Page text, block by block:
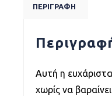
ΠΕΡΙΓΡΑΦΉ
Αυτή η
χωρίς να